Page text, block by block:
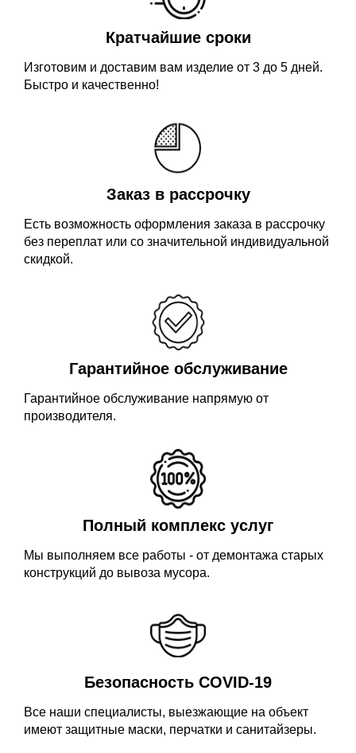
Кратчайшие сроки
Изготовим и доставим вам изделие от 3 до 5 дней.
Быстро и качественно!
Заказ в рассрочку
Есть возможность оформления заказа в рассрочку
без переплат или со значительной индивидуальной
скидкой.
Гарантийное обслуживание
Гарантийное обслуживание напрямую от
производителя.
Полный комплекс услуг
Мы выполняем все работы - от демонтажа старых
конструкций до вывоза мусора.
Безопасность COVID-19
Все наши специалисты, выезжающие на объект
имеют защитные маски, перчатки и санитайзеры.